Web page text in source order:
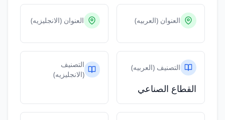
العنوان (العربيه) العنوان (الانجليزيه)
التصنيف (العربيه)
القطاع الصناعي
التصنيف
(الانجليزيه)